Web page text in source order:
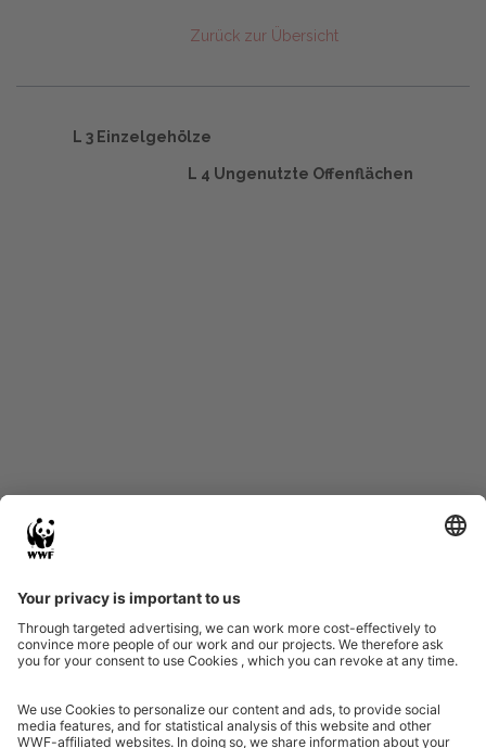
Zurück zur Übersicht
L 3 Einzelgehölze
L 4 Ungenutzte Offenflächen
Eine Initiative von
Partner & Auszeichnungen
Ein Projekt der Aktionsplattform von Unternehmen Biologische Vielfalt 2020